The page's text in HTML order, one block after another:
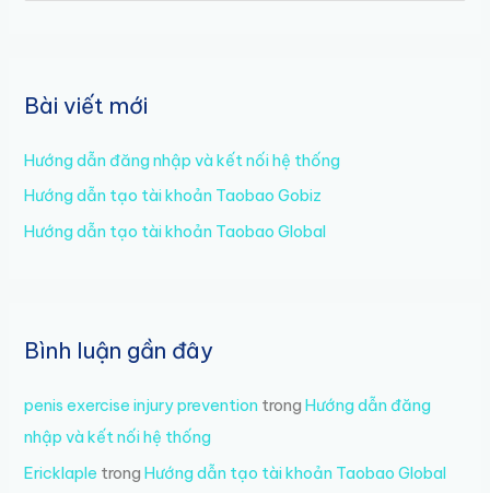
h
:
Bài viết mới
Hướng dẫn đăng nhập và kết nối hệ thống
Hướng dẫn tạo tài khoản Taobao Gobiz
Hướng dẫn tạo tài khoản Taobao Global
Bình luận gần đây
penis exercise injury prevention trongHướng dẫn đăng
nhập và kết nối hệ thống
Ericklaple trongHướng dẫn tạo tài khoản Taobao Global